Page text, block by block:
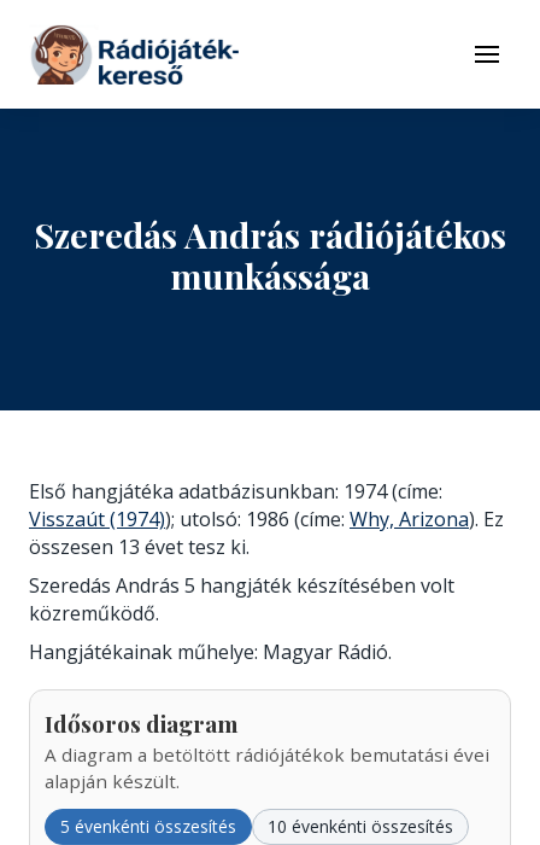
Tovább a tartalomhoz
Menü
Szeredás András rádiójátékos
munkássága
Első hangjátéka adatbázisunkban: 1974 (címe:
Visszaút (1974)); utolsó: 1986 (címe: Why, Arizona). Ez
összesen 13 évet tesz ki.
Szeredás András 5 hangjáték készítésében volt
közreműködő.
Hangjátékainak műhelye: Magyar Rádió.
Idősoros diagram
A diagram a betöltött rádiójátékok bemutatási évei
alapján készült.
5 évenkénti összesítés 10 évenkénti összesítés